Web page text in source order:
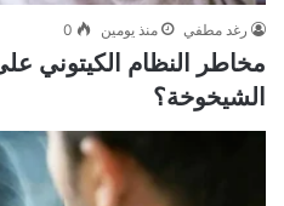
رغد مطفي منذ يومين 0
مخاطر النظام الكيتوني
الشيخوخة؟